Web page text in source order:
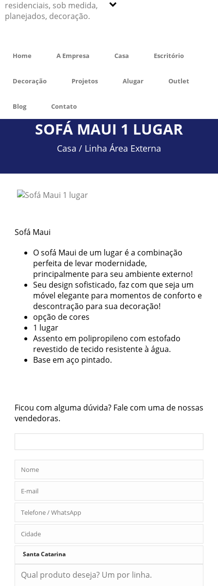
Home A Empresa Casa Escritório
Decoração Projetos Alugar Outlet
Blog Contato
SOFÁ MAUI 1 LUGAR
Casa / Linha Área Externa
Sofá Maui
O sofá Maui de um lugar é a combinação
perfeita de levar modernidade,
principalmente para seu ambiente externo!
Seu design sofisticado, faz com que seja um
móvel elegante para momentos de conforto e
descontração para sua decoração!
opção de cores
1 lugar
Assento em polipropileno com estofado
revestido de tecido resistente à água.
Base em aço pintado.
Ficou com alguma dúvida? Fale com uma de nossas
vendedoras.